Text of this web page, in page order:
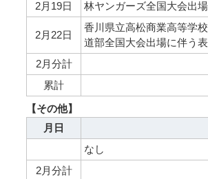
2月19日
林ヤンガーズ全国大会出
2月22日
香川県立高松商業高等学
道部全国大会出場に伴う
2月分計
累計
【その他】
月日
なし
2月分計